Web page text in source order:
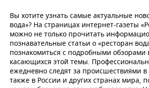
Вы хотите узнать самые актуальные
вода»? На страницах интернет-газеты
можно не только прочитать
познавательные статьи о «ресторан
познакомиться с подробными обзорами
касающихся этой темы.
ежедневно следят за происшествиями в
также в России и других странах мира,